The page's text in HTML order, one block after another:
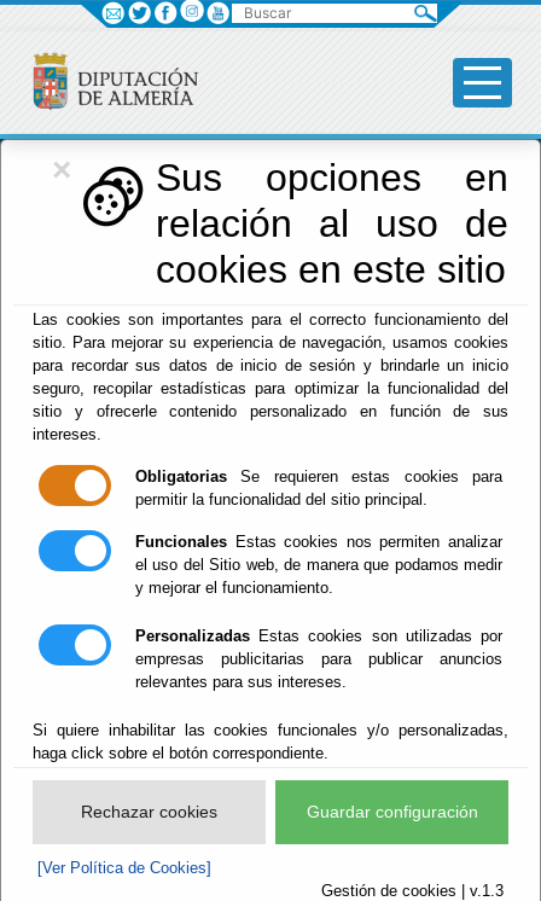
×
Sus opciones en
relación al uso de
cookies en este sitio
Las cookies son importantes para el correcto funcionamiento del
sitio. Para mejorar su experiencia de navegación, usamos cookies
para recordar sus datos de inicio de sesión y brindarle un inicio
seguro, recopilar estadísticas para optimizar la funcionalidad del
sitio y ofrecerle contenido personalizado en función de sus
intereses.
Obligatorias Se requieren estas cookies para
permitir la funcionalidad del sitio principal.
Funcionales Estas cookies nos permiten analizar
el uso del Sitio web, de manera que podamos medir
y mejorar el funcionamiento.
Personalizadas Estas cookies son utilizadas por
empresas publicitarias para publicar anuncios
relevantes para sus intereses.
Si quiere inhabilitar las cookies funcionales y/o personalizadas,
haga click sobre el botón correspondiente.
Rechazar cookies Guardar configuración
[Ver Política de Cookies]
Gestión de cookies | v.1.3
Diputación
Menú Diputación
Corporación
2023-2027
Partido Popular
Alcaina
Buscar